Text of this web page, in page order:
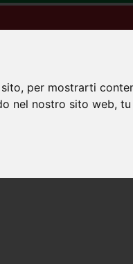
per mostrarti
nel nostro sito web,
Tutorial Gallery